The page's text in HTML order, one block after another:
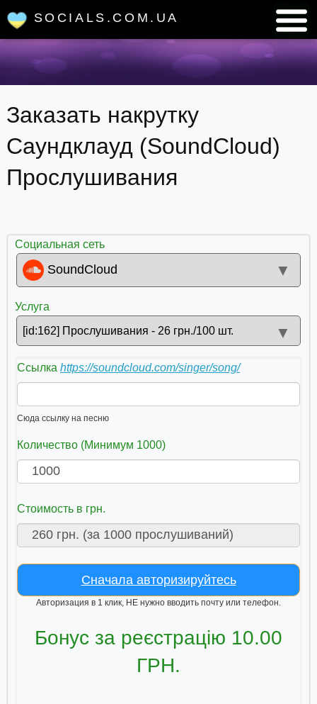
SOCIALS.COM.UA
Заказать накрутку
Саундклауд (SoundCloud)
Прослушивания
Социальная сеть
SoundCloud ▼
Услуга
[id:162] Прослушивания - 26 грн./100 шт.
▼
Ссылка https://soundcloud.com/singer/song/
Сюда ссылку на песню
Количество (Минимум 1000)
Стоимость в грн.
Сначала авторизируйтесь
Авторизация в 1 клик, НЕ нужно вводить почту или телефон.
Бонус за реєстрацію 10.00
ГРН.